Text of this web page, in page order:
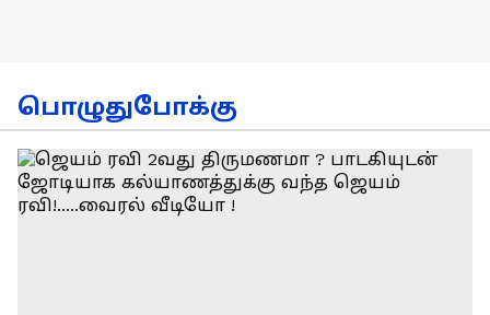
பொழுதுபோக்கு